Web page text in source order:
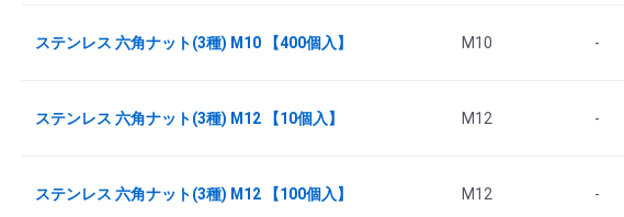
ステンレス 六角ナット(3種) M10 【400個入】 M10 -
ステンレス 六角ナット(3種) M12 【10個入】 M12 -
ステンレス 六角ナット(3種) M12 【100個入】 M12 -